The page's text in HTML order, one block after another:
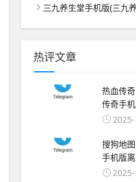
三九养生堂手机版(三九
热评文章
热血传
传奇手
搜狗地
手机版